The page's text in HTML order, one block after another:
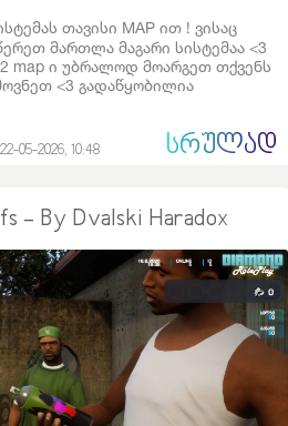
თავისი MAP ით ! ვისაც
მართლა მაგარი სისტემაა <3
map ი უბრალოდ მოარგეთ თქვენს
<3 გადაწყობილია
05-2026, 10:48 ᲡᲠᲣᲚᲐᲓ
- By Dvalski Haradox